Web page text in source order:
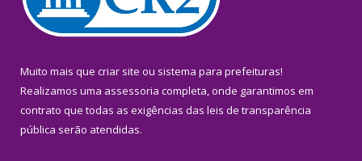
Muito mais que criar site ou sistema para prefeituras!
Realizamos uma assessoria completa, onde garantimos em
contrato que todas as exigências das leis de transparência
pública serão atendidas.